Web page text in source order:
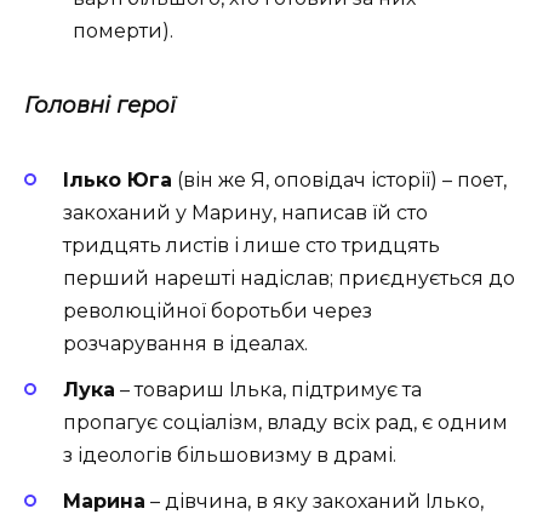
померти).
Головні герої
Ілько Юга (він же Я, оповідач історії) – поет,
закоханий у Марину, написав їй сто
тридцять листів і лише сто тридцять
перший нарешті надіслав; приєднується до
революційної боротьби через
розчарування в ідеалах.
Лука – товариш Ілька, підтримує та
пропагує соціалізм, владу всіх рад, є одним
з ідеологів більшовизму в драмі.
Марина – дівчина, в яку закоханий Ілько,